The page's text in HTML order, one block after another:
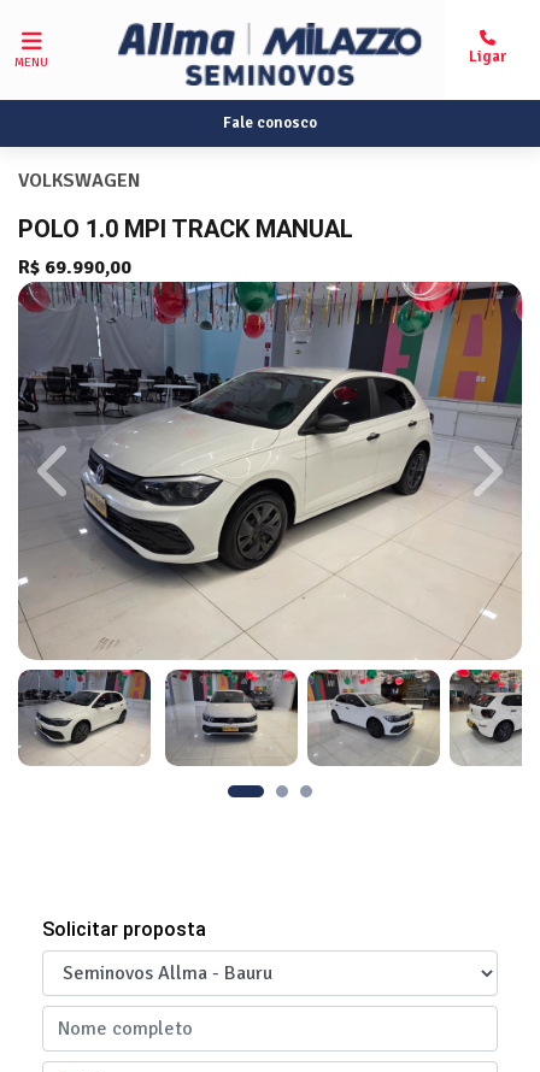
MENU
Fale conosco
VOLKSWAGEN
POLO 1.0 MPI TRACK MANUAL
R$ 69.990,00
Previous Next
Solicitar proposta